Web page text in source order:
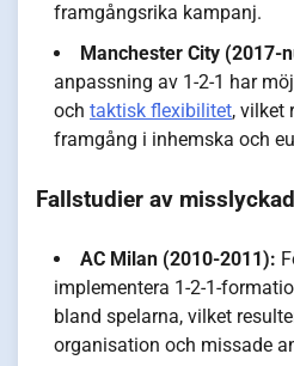
framgångsrika kampanj.
Manchester City (2017-
anpassning av 1-2-1 har
och taktisk flexibilitet, vilket
framgång i inhemska och
Fallstudier av
AC Milan (2010-2011):
implementera 1-2-1-
bland spelarna, vilket
organisation och missade